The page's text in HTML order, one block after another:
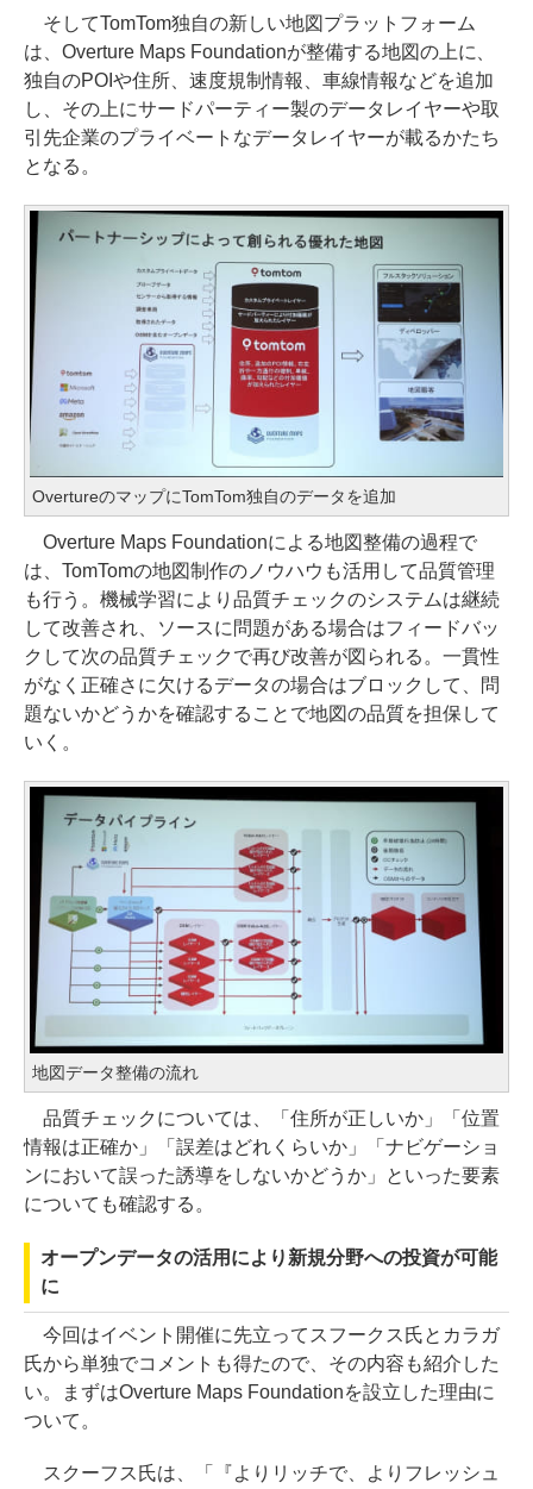
そしてTomTom独自の新しい地図プラットフォーム
は、Overture Maps Foundationが整備する地図の上に、
独自のPOIや住所、速度規制情報、車線情報などを追加
し、その上にサードパーティー製のデータレイヤーや取
引先企業のプライベートなデータレイヤーが載るかたち
となる。
OvertureのマップにTomTom独自のデータを追加
Overture Maps Foundationによる地図整備の過程で
は、TomTomの地図制作のノウハウも活用して品質管理
も行う。機械学習により品質チェックのシステムは継続
して改善され、ソースに問題がある場合はフィードバッ
クして次の品質チェックで再び改善が図られる。一貫性
がなく正確さに欠けるデータの場合はブロックして、問
題ないかどうかを確認することで地図の品質を担保して
いく。
地図データ整備の流れ
品質チェックについては、「住所が正しいか」「位置
情報は正確か」「誤差はどれくらいか」「ナビゲーショ
ンにおいて誤った誘導をしないかどうか」といった要素
についても確認する。
オープンデータの活用により新規分野への投資が可能
に
今回はイベント開催に先立ってスフークス氏とカラガ
氏から単独でコメントも得たので、その内容も紹介した
い。まずはOverture Maps Foundationを設立した理由に
ついて。
スクーフス氏は、「『よりリッチで、よりフレッシュ